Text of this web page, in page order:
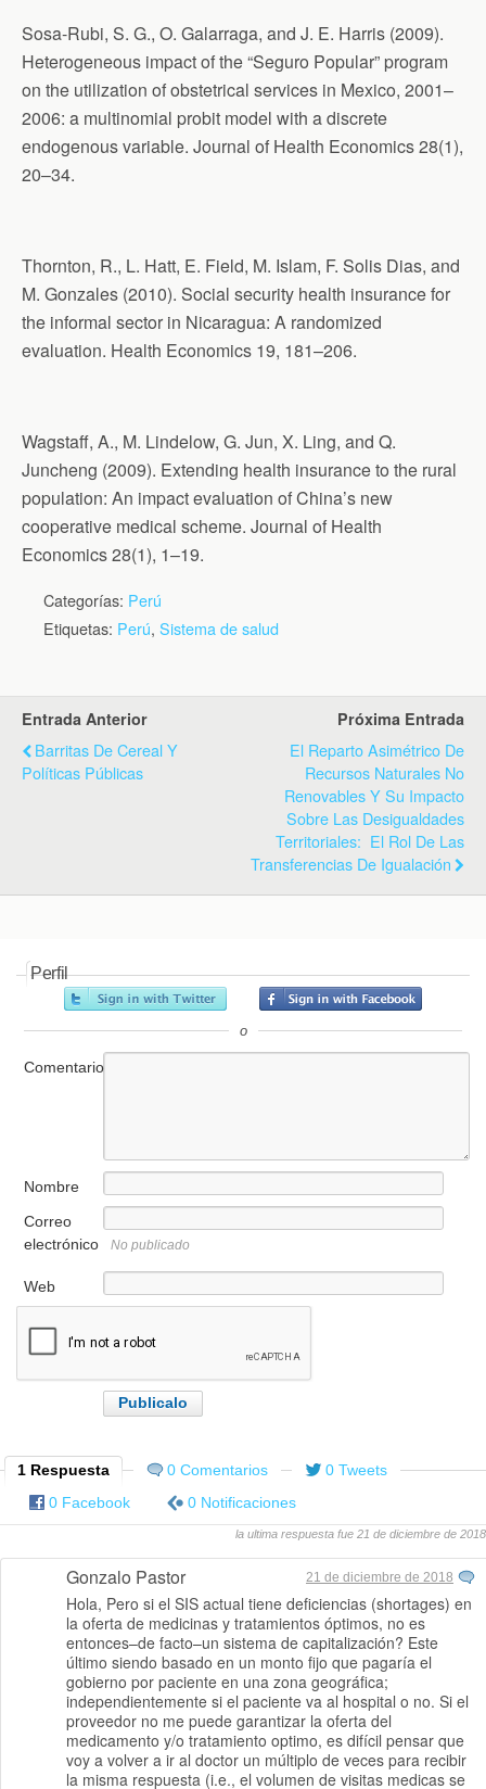
Sosa-Rubi, S. G., O. Galarraga, and J. E. Harris (2009).
Heterogeneous impact of the “Seguro Popular” program
on the utilization of obstetrical services in Mexico, 2001–
2006: a multinomial probit model with a discrete
endogenous variable. Journal of Health Economics 28(1),
20–34.
Thornton, R., L. Hatt, E. Field, M. Islam, F. Solis Dias, and
M. Gonzales (2010). Social security health insurance for
the informal sector in Nicaragua: A randomized
evaluation. Health Economics 19, 181–206.
Wagstaff, A., M. Lindelow, G. Jun, X. Ling, and Q.
Juncheng (2009). Extending health insurance to the rural
population: An impact evaluation of China’s new
cooperative medical scheme. Journal of Health
Economics 28(1), 1–19.
Categorías: Perú
Etiquetas: Perú, Sistema de salud
Entrada Anterior
Barritas De Cereal Y
Políticas Públicas
Próxima Entrada
El Reparto Asimétrico De
Recursos Naturales No
Renovables Y Su Impacto
Sobre Las Desigualdades
Territoriales: El Rol De Las
Transferencias De Igualación
Perfil
o
Comentario
Nombre
Correo
electrónico
No publicado
Web
1 Respuesta 0 Comentarios
0 Tweets
0 Facebook
0 Notificaciones
la ultima respuesta fue 21 de diciembre de 2018
Gonzalo Pastor 21 de diciembre de 2018
Hola, Pero si el SIS actual tiene deficiencias (shortages) en
la oferta de medicinas y tratamientos óptimos, no es
entonces–de facto–un sistema de capitalización? Este
último siendo basado en un monto fijo que pagaría el
gobierno por paciente en una zona geográfica;
independientemente si el paciente va al hospital o no. Si el
proveedor no me puede garantizar la oferta del
medicamento y/o tratamiento optimo, es difícil pensar que
voy a volver a ir al doctor un múltiplo de veces para recibir
la misma respuesta (i.e., el volumen de visitas medicas se